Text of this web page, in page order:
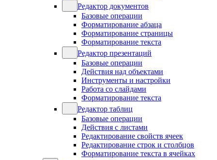
Редактор документов
Базовые операции
Форматирование абзаца
Форматирование страницы
Форматирование текста
Редактор презентаций
Базовые операции
Действия над объектами
Инструменты и настройки
Работа со слайдами
Форматирование текста
Редактор таблиц
Базовые операции
Действия с листами
Редактирование свойств ячеек
Редактирование строк и столбцов
Форматирование текста в ячейках